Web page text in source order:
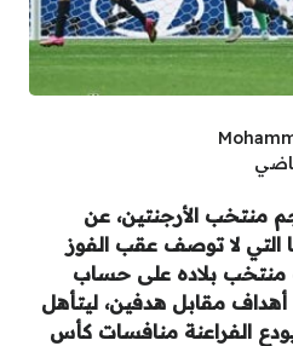
منتخب الأرجنتين، عن
التي لا توصف عقب الفوز
منتخب بلاده على حساب
مقابل هدفين، ليتأهل
الفراعنة منافسات كأس